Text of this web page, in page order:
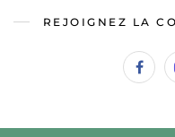
REJOIGNEZ LA